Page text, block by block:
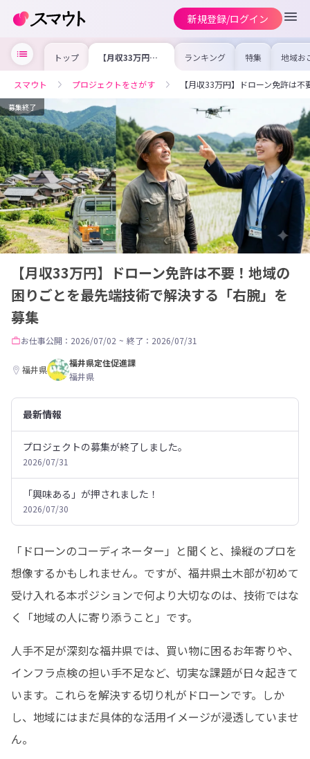
新規登録/ログイン
トップ 【月収33万円】
ドローン免許は不
とを最先端技術で
解決する「右腕」
を募集
ランキング 特集 地域お
の求
を集め
事内容
を比較
けよう
スマウト プロジェクトをさがす 【月収33万円】ドローン免許は
募集終了
【月収33万円】ドローン免許は不要！地域の
困りごとを最先端技術で解決する「右腕」を
募集
お仕事公開：2026/07/02 ~ 終了：2026/07/31
福井県
福井県定住促進課
福井県
最新情報
プロジェクトの募集が終了しました。
2026/07/31
「興味ある」が押されました！
2026/07/30
「ドローンのコーディネーター」と聞くと、操縦のプロを
想像するかもしれません。ですが、福井県土木部が初めて
受け入れる本ポジションで何より大切なのは、技術ではな
く「地域の人に寄り添うこと」です。
人手不足が深刻な福井県では、買い物に困るお年寄りや、
インフラ点検の担い手不足など、切実な課題が日々起きて
います。これらを解決する切り札がドローンです。しか
し、地域にはまだ具体的な活用イメージが浸透していませ
ん。